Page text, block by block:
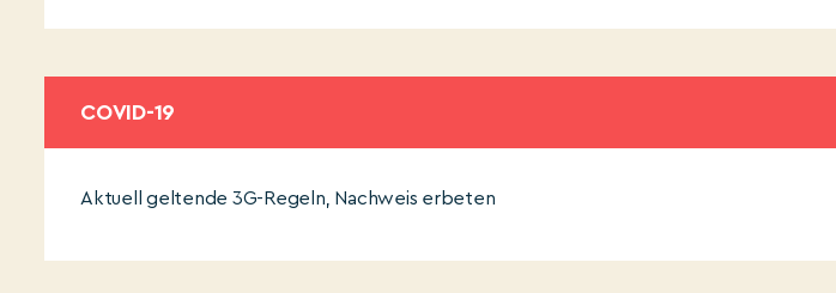
COVID-19
Aktuell geltende 3G-Regeln, Nachweis erbeten